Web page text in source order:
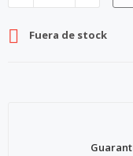
 Fuera de stock